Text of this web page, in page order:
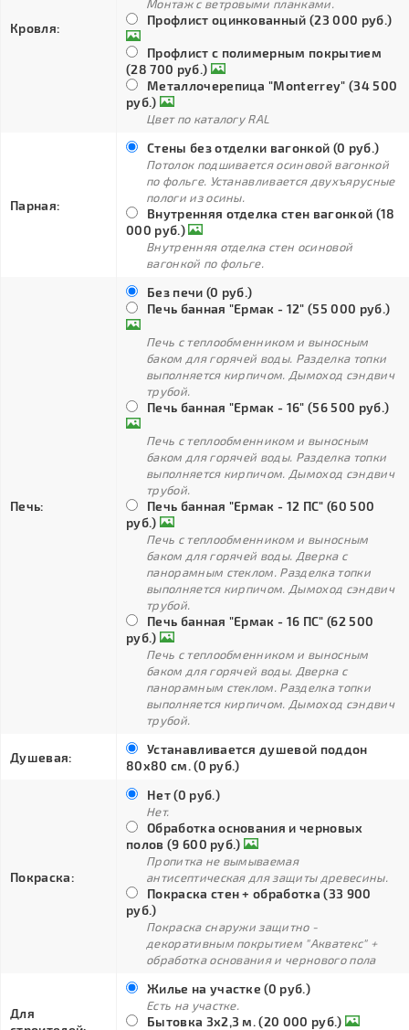
Кровля:
Монтаж с ветровыми планками.
Профлист оцинкованный (23 000 руб.)
Профлист с полимерным покрытием
(28 700 руб.)
Металлочерепица "Monterrey" (34 500
руб.)
Цвет по каталогу RAL
Парная:
Стены без отделки вагонкой (0 руб.)
Потолок подшивается осиновой вагонкой
по фольге. Устанавливается двухъярусные
пологи из осины.
Внутренняя отделка стен вагонкой (18
000 руб.)
Внутренняя отделка стен осиновой
вагонкой по фольге.
Печь:
Без печи (0 руб.)
Печь банная "Ермак - 12" (55 000 руб.)
Печь с теплообменником и выносным
баком для горячей воды. Разделка топки
выполняется кирпичом. Дымоход сэндвич
трубой.
Печь банная "Ермак - 16" (56 500 руб.)
Печь с теплообменником и выносным
баком для горячей воды. Разделка топки
выполняется кирпичом. Дымоход сэндвич
трубой.
Печь банная "Ермак - 12 ПС" (60 500
руб.)
Печь с теплообменником и выносным
баком для горячей воды. Дверка с
панорамным стеклом. Разделка топки
выполняется кирпичом. Дымоход сэндвич
трубой.
Печь банная "Ермак - 16 ПС" (62 500
руб.)
Печь с теплообменником и выносным
баком для горячей воды. Дверка с
панорамным стеклом. Разделка топки
выполняется кирпичом. Дымоход сэндвич
трубой.
Душевая:
Устанавливается душевой поддон
80х80 см. (0 руб.)
Покраска:
Нет (0 руб.)
Нет.
Обработка основания и черновых
полов (9 600 руб.)
Пропитка не вымываемая
антисептическая для защиты древесины.
Покраска стен + обработка (33 900
руб.)
Покраска снаружи защитно -
декоративным покрытием "Акватекс" +
обработка основания и чернового пола
Для
Жилье на участке (0 руб.)
Есть на участке.
Бытовка 3х2,3 м. (20 000 руб.)